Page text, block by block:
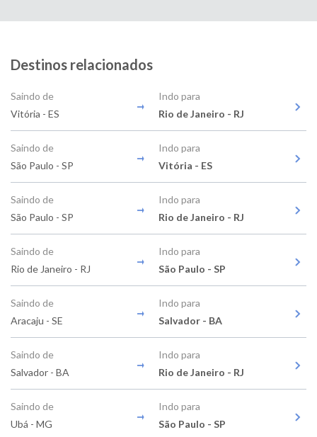
Destinos relacionados
Saindo de
Vitória - ES
Indo para
Rio de Janeiro - RJ
Saindo de
São Paulo - SP
Indo para
Vitória - ES
Saindo de
São Paulo - SP
Indo para
Rio de Janeiro - RJ
Saindo de
Rio de Janeiro - RJ
Indo para
São Paulo - SP
Saindo de
Aracaju - SE
Indo para
Salvador - BA
Saindo de
Salvador - BA
Indo para
Rio de Janeiro - RJ
Saindo de
Ubá - MG
Indo para
São Paulo - SP